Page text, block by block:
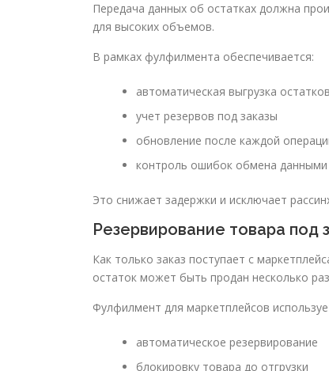
Передача данных об остатках должна
для высоких объемов.
В рамках фулфилмента обеспечивается:
автоматическая выгрузка остатков
учет резервов под заказы
обновление после каждой
контроль ошибок обмена данными
Это снижает задержки и исключает
Резервирование товара под
Как только заказ поступает с
остаток может быть продан несколько
Фулфилмент для маркетплейсов
автоматическое резервирование
блокировку товара до отгрузки